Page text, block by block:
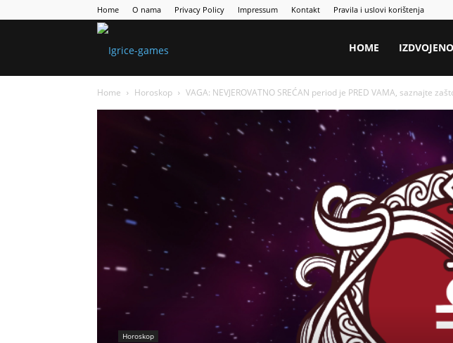
Home O nama Privacy Policy Impressum Kontakt Pravila i uslovi korištenja
HOME IZDVOJENO
Home Horoskop VAGA: NEVJEROVATNO SREĆAN period je PRED VAMA, saznajte
Horoskop